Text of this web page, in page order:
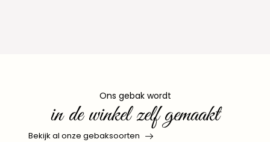
Ons gebak wordt
in de winkel zelf gemaakt
Bekijk al onze gebaksoorten